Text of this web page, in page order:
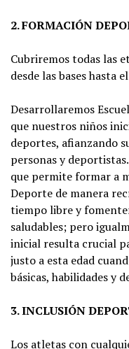
2. FORMACIÓN
Cubriremos todas las
desde las bases hasta
Desarrollaremos
que nuestros niños
deportes, afianzando
personas y
que permite formar a
Deporte de manera
tiempo libre y
saludables; pero
inicial resulta crucial
justo a esta edad
básicas, habilidades y
3. INCLUSIÓN
Los atletas con